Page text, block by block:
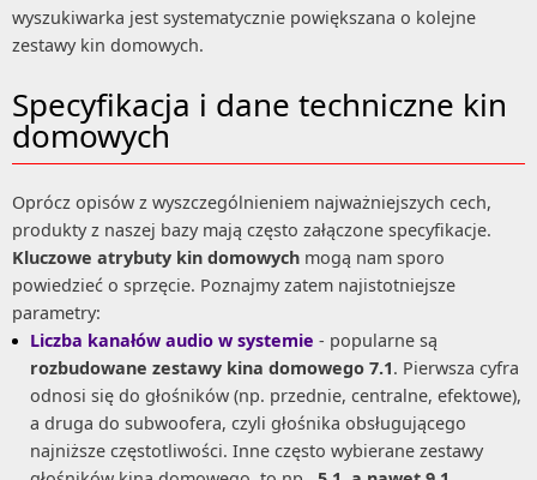
wyszukiwarka jest systematycznie powiększana o kolejne
zestawy kin domowych.
Specyfikacja i dane techniczne kin
domowych
Oprócz opisów z wyszczególnieniem najważniejszych cech,
produkty z naszej bazy mają często załączone specyfikacje.
Kluczowe atrybuty kin domowych mogą nam sporo
powiedzieć o sprzęcie. Poznajmy zatem najistotniejsze
parametry:
Liczba kanałów audio w systemie - popularne są
rozbudowane zestawy kina domowego 7.1. Pierwsza cyfra
odnosi się do głośników (np. przednie, centralne, efektowe),
a druga do subwoofera, czyli głośnika obsługującego
najniższe częstotliwości. Inne często wybierane zestawy